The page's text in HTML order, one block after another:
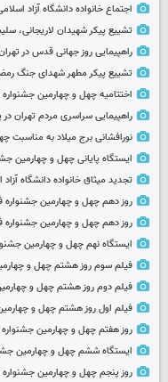
اجتماع خانواده دانشگاه آزاد
تشییع پیکر شهیدان لاریجانی،
راهپیمایی روز جهانی قدس در
تشییع پیکر مطهر شهدای جنگ
اختتامیه چهل و چهارمین
راهپیمایی سراسری مردم تهران در
نورافشانی برج میلاد به مناسبت
ایستگاه پایانی چهل و چهارمین
تجدید میثاق خانواده دانشگاه
روز دهم چهل و چهارمین
روز دهم چهل و چهارمین
ایستگاه نهم چهل و چهارمین
فیلم سوم روز هشتم چهل و
فیلم دوم روز هشتم چهل و
فیلم اول روز هشتم چهل و
روز هفتم چهل و چهارمین
ایستگاه ششم چهل و چهارمین
روز پنجم چهل و چهارمین